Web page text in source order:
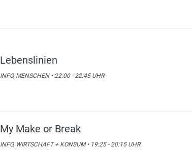
Lebenslinien
INFO, MENSCHEN • 22:00 - 22:45 UHR
My Make or Break
INFO, WIRTSCHAFT + KONSUM • 19:25 - 20:15 UHR